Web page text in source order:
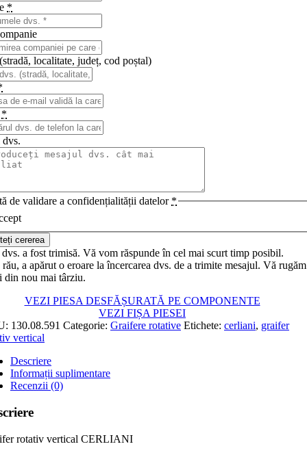
*
localitate, județ, cod poștal)
*
de validare a confidențialității datelor *
cererea
dvs. a fost trimisă. Vă vom răspunde în cel mai scurt timp posibil.
a apărut o eroare la încercarea dvs. de a trimite mesajul. Vă
din nou mai târziu.
VEZI PIESA DESFĂȘURATĂ PE COMPONENTE
VEZI FIȘA PIESEI
130.08.591 Categorie: Graifere rotative Etichete: cerliani, graifer
vertical
Descriere
Informații suplimentare
Recenzii (0)
rotativ vertical CERLIANI